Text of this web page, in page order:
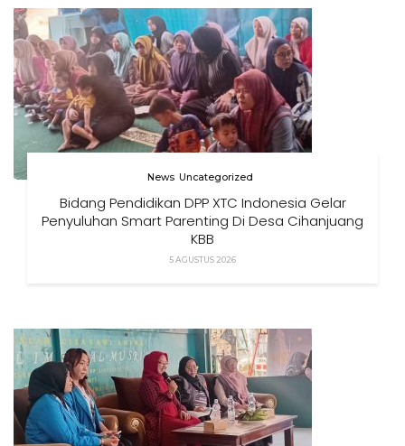
News Uncategorized
Bidang Pendidikan DPP XTC Indonesia Gelar
Penyuluhan Smart Parenting Di Desa Cihanjuang
KBB
5 AGUSTUS 2026